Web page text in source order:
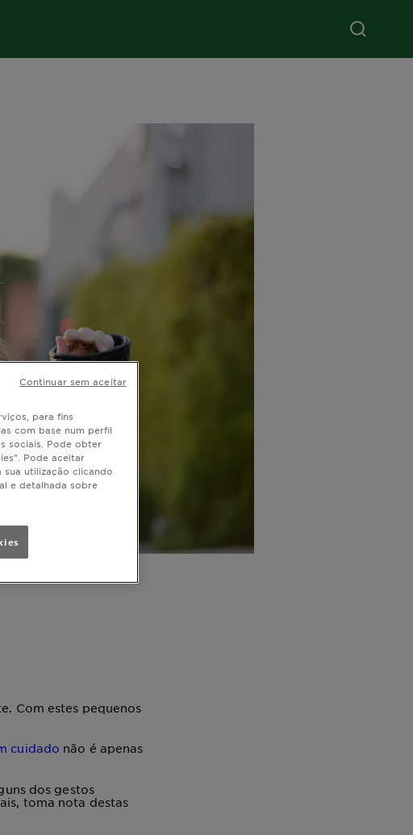
Com estes pequenos
cuidado não é apenas
dos gestos
toma nota destas
para fins
com base num perfil
sociais. Pode obter
Pode aceitar
utilização clicando
e detalhada sobre
Continuar sem aceitar